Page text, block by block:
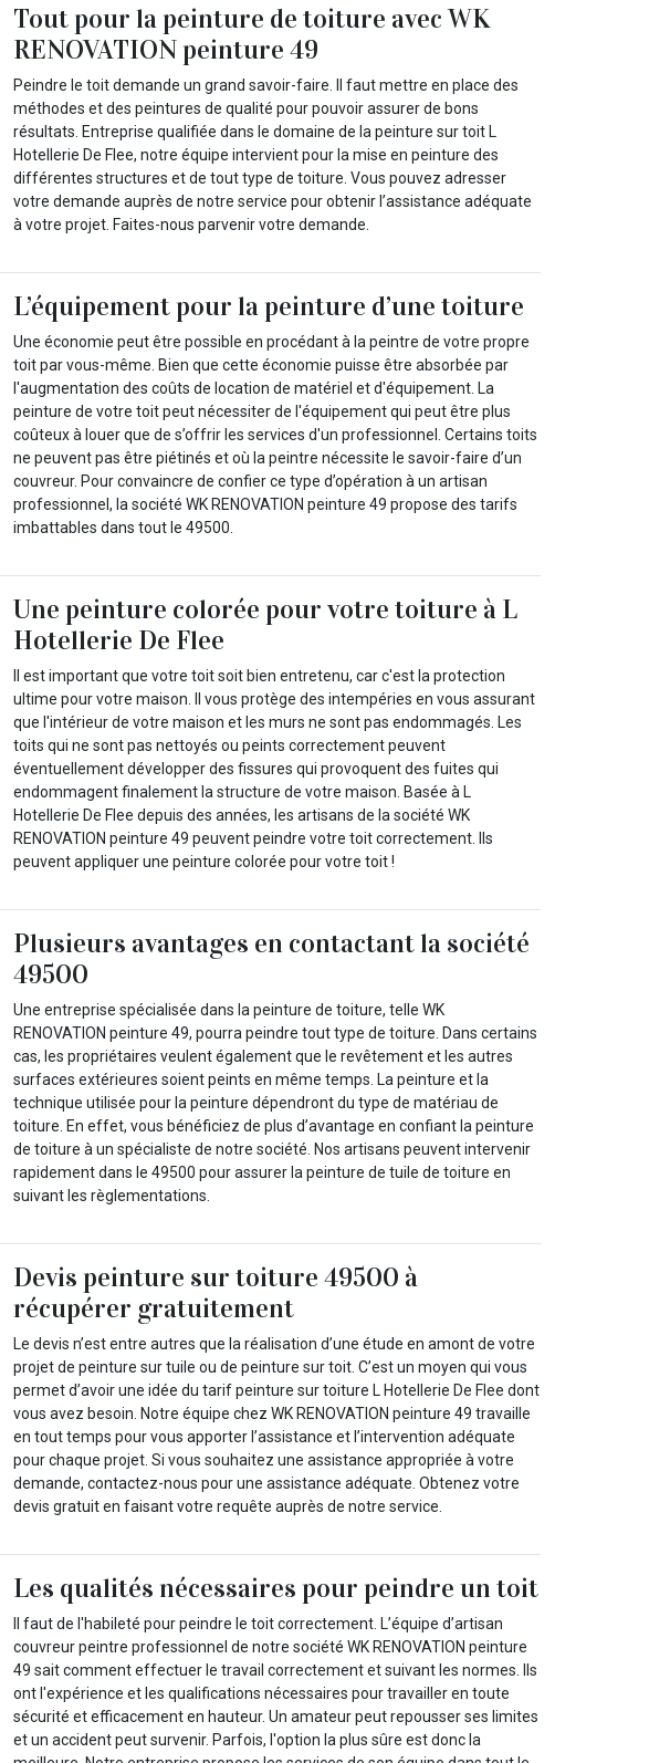
Tout pour la peinture de toiture avec WK
RENOVATION peinture 49
Peindre le toit demande un grand savoir-faire. Il faut mettre en place des
méthodes et des peintures de qualité pour pouvoir assurer de bons
résultats. Entreprise qualifiée dans le domaine de la peinture sur toit L
Hotellerie De Flee, notre équipe intervient pour la mise en peinture des
différentes structures et de tout type de toiture. Vous pouvez adresser
votre demande auprès de notre service pour obtenir l’assistance adéquate
à votre projet. Faites-nous parvenir votre demande.
L’équipement pour la peinture d’une toiture
Une économie peut être possible en procédant à la peintre de votre propre
toit par vous-même. Bien que cette économie puisse être absorbée par
l'augmentation des coûts de location de matériel et d'équipement. La
peinture de votre toit peut nécessiter de l'équipement qui peut être plus
coûteux à louer que de s’offrir les services d'un professionnel. Certains toits
ne peuvent pas être piétinés et où la peintre nécessite le savoir-faire d’un
couvreur. Pour convaincre de confier ce type d’opération à un artisan
professionnel, la société WK RENOVATION peinture 49 propose des tarifs
imbattables dans tout le 49500.
Une peinture colorée pour votre toiture à L
Hotellerie De Flee
Il est important que votre toit soit bien entretenu, car c'est la protection
ultime pour votre maison. Il vous protège des intempéries en vous assurant
que l'intérieur de votre maison et les murs ne sont pas endommagés. Les
toits qui ne sont pas nettoyés ou peints correctement peuvent
éventuellement développer des fissures qui provoquent des fuites qui
endommagent finalement la structure de votre maison. Basée à L
Hotellerie De Flee depuis des années, les artisans de la société WK
RENOVATION peinture 49 peuvent peindre votre toit correctement. Ils
peuvent appliquer une peinture colorée pour votre toit !
Plusieurs avantages en contactant la société
49500
Une entreprise spécialisée dans la peinture de toiture, telle WK
RENOVATION peinture 49, pourra peindre tout type de toiture. Dans certains
cas, les propriétaires veulent également que le revêtement et les autres
surfaces extérieures soient peints en même temps. La peinture et la
technique utilisée pour la peinture dépendront du type de matériau de
toiture. En effet, vous bénéficiez de plus d’avantage en confiant la peinture
de toiture à un spécialiste de notre société. Nos artisans peuvent intervenir
rapidement dans le 49500 pour assurer la peinture de tuile de toiture en
suivant les règlementations.
Devis peinture sur toiture 49500 à
récupérer gratuitement
Le devis n’est entre autres que la réalisation d’une étude en amont de votre
projet de peinture sur tuile ou de peinture sur toit. C’est un moyen qui vous
permet d’avoir une idée du tarif peinture sur toiture L Hotellerie De Flee dont
vous avez besoin. Notre équipe chez WK RENOVATION peinture 49 travaille
en tout temps pour vous apporter l’assistance et l’intervention adéquate
pour chaque projet. Si vous souhaitez une assistance appropriée à votre
demande, contactez-nous pour une assistance adéquate. Obtenez votre
devis gratuit en faisant votre requête auprès de notre service.
Les qualités nécessaires pour peindre un toit
Il faut de l'habileté pour peindre le toit correctement. L’équipe d’artisan
couvreur peintre professionnel de notre société WK RENOVATION peinture
49 sait comment effectuer le travail correctement et suivant les normes. Ils
ont l'expérience et les qualifications nécessaires pour travailler en toute
sécurité et efficacement en hauteur. Un amateur peut repousser ses limites
et un accident peut survenir. Parfois, l'option la plus sûre est donc la